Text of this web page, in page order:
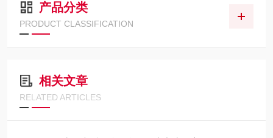
产品分类
PRODUCT CLASSIFICATION
相关文章
RELATED ARTICLES